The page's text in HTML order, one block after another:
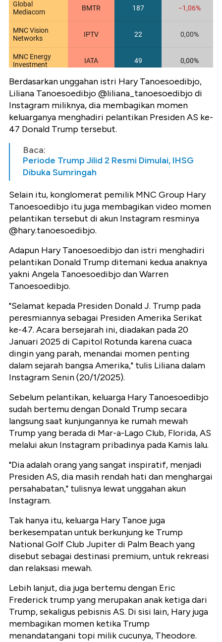
Berdasarkan unggahan istri Hary Tanoesoedibjo,
Liliana Tanoesoedibjo @liliana_tanoesoedibjo di
Instagram miliknya, dia membagikan momen
keluarganya menghadiri pelantikan Presiden AS ke-
47 Donald Trump tersebut.
Baca:
Periode Trump Jilid 2 Resmi Dimulai, IHSG
Dibuka Sumringah
Selain itu, konglomerat pemilik MNC Group Hary
Tanoesoedibjo itu juga membagikan video momen
pelantikan tersebut di akun Instagram resminya
@hary.tanoesoedibjo.
Adapun Hary Tanoesoedibjo dan istri menghadiri
pelantikan Donald Trump ditemani kedua anaknya
yakni Angela Tanoesoedibjo dan Warren
Tanoesoedibjo.
"Selamat kepada Presiden Donald J. Trump pada
peresmiannya sebagai Presiden Amerika Serikat
ke-47. Acara bersejarah ini, diadakan pada 20
Januari 2025 di Capitol Rotunda karena cuaca
dingin yang parah, menandai momen penting
dalam sejarah bangsa Amerika," tulis Liliana dalam
Instagram Senin (20/1/2025).
Sebelum pelantikan, keluarga Hary Tanoesoedibjo
sudah bertemu dengan Donald Trump secara
langsung saat kunjungannya ke rumah mewah
Trump yang berada di Mar-a-Lago Club, Florida, AS
melalui akun Instagram pribadinya pada Kamis lalu.
"Dia adalah orang yang sangat inspiratif, menjadi
Presiden AS, dia masih rendah hati dan menghargai
persahabatan," tulisnya lewat unggahan akun
Instagram.
Tak hanya itu, keluarga Hary Tanoe juga
berkesempatan untuk berkunjung ke Trump
National Golf Club Jupiter di Palm Beach yang
disebut sebagai destinasi premium, untuk rekreasi
dan relaksasi mewah.
Lebih lanjut, dia juga bertemu dengan Eric
Frederick trump yang merupakan anak ketiga dari
Trump, sekaligus pebisnis AS. Di sisi lain, Hary juga
membagikan momen ketika Trump
menandatangani topi milik cucunya, Theodore.